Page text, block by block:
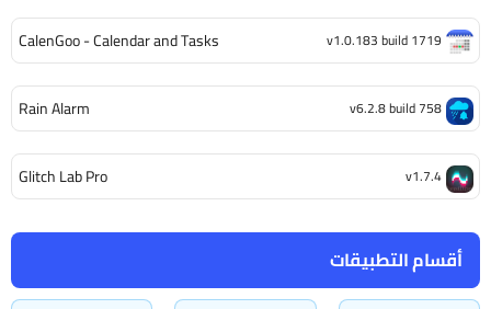
أقسام التطبيقات
CalenGoo - Calendar and Tasks v1.0.183 build 1719
Rain Alarm v6.2.8 build 758
Glitch Lab Pro v1.7.4